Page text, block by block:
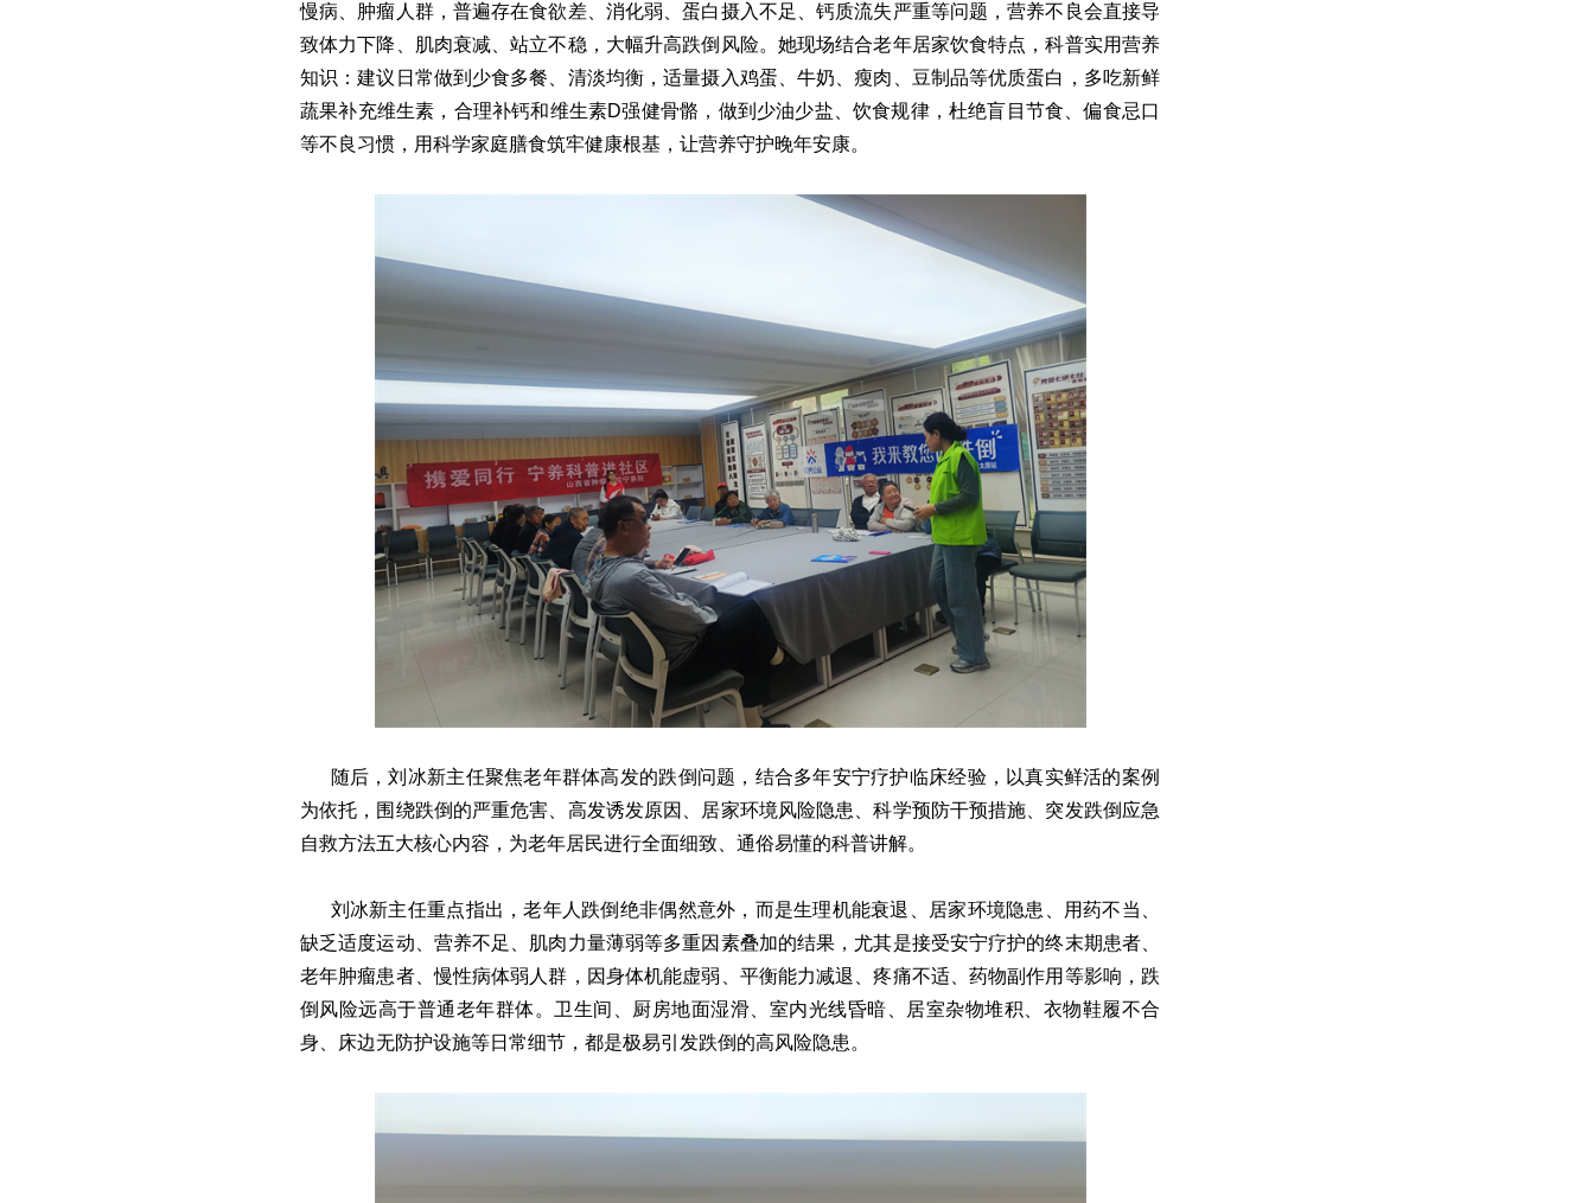
慢病、肿瘤人群，普遍存在食欲差、消化弱、蛋白摄入不足、钙质流失严重等问题，营养不良会直接导
致体力下降、肌肉衰减、站立不稳，大幅升高跌倒风险。她现场结合老年居家饮食特点，科普实用营养
知识：建议日常做到少食多餐、清淡均衡，适量摄入鸡蛋、牛奶、瘦肉、豆制品等优质蛋白，多吃新鲜
蔬果补充维生素，合理补钙和维生素D强健骨骼，做到少油少盐、饮食规律，杜绝盲目节食、偏食忌口
等不良习惯，用科学家庭膳食筑牢健康根基，让营养守护晚年安康。
随后，刘冰新主任聚焦老年群体高发的跌倒问题，结合多年安宁疗护临床经验，以真实鲜活的案例
为依托，围绕跌倒的严重危害、高发诱发原因、居家环境风险隐患、科学预防干预措施、突发跌倒应急
自救方法五大核心内容，为老年居民进行全面细致、通俗易懂的科普讲解。
刘冰新主任重点指出，老年人跌倒绝非偶然意外，而是生理机能衰退、居家环境隐患、用药不当、
缺乏适度运动、营养不足、肌肉力量薄弱等多重因素叠加的结果，尤其是接受安宁疗护的终末期患者、
老年肿瘤患者、慢性病体弱人群，因身体机能虚弱、平衡能力减退、疼痛不适、药物副作用等影响，跌
倒风险远高于普通老年群体。卫生间、厨房地面湿滑、室内光线昏暗、居室杂物堆积、衣物鞋履不合
身、床边无防护设施等日常细节，都是极易引发跌倒的高风险隐患。